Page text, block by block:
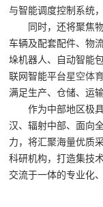
平
台
官
网
与智能调度控制系统
同时，还将聚焦物
车辆及配套配件、物
垛机器人、自动智能
联网智能平台星空体
满足生产、仓储、运
作为中部地区极具
汉、辐射中部、面向
力，将汇聚海量优质
科研机构，打造集技
交流于一体的专业化